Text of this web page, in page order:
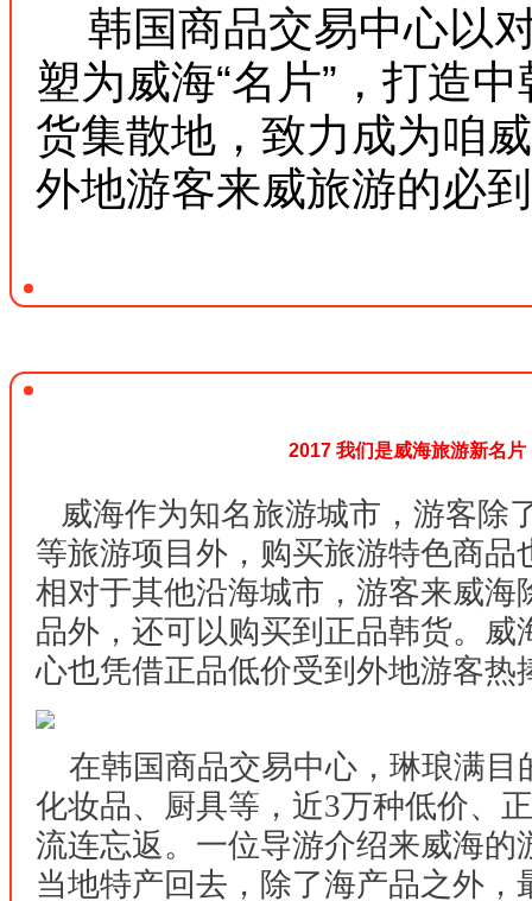
韩国商品交易中心以
塑为威海“名片”，打造
货集散地，致力成为咱
外地游客来威旅游的必
2017 我们是威海旅游新名片
威海作为知名旅游城市，游客除
等旅游项目外，购买旅游特色商品
相对于其他沿海城市，游客来威海
品外，还可以购买到正品韩货。威
心也凭借正品低价受到外地游客热
在韩国商品交易中心，琳琅满目
化妆品、厨具等，近3万种低价、
流连忘返。一位导游介绍来威海的
当地特产回去，除了海产品之外，